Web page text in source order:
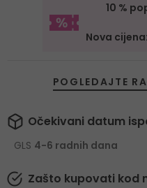
10 %
Nova cijena:
POGLEDAJTE
Očekivani datum
GLS 4-6 radnih dana
Zašto kupovati kod